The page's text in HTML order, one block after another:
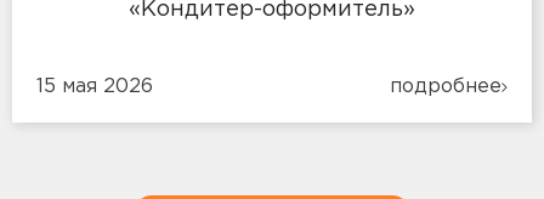
«Кондитер-оформитель»
15 мая 2026 подробнее